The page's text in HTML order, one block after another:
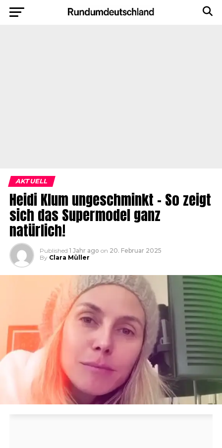
AKTUELL
Heidi Klum ungeschminkt – So zeigt
sich das Supermodel ganz
natürlich!
Published 1 Jahr ago on 20. Februar 2025
By Clara Müller